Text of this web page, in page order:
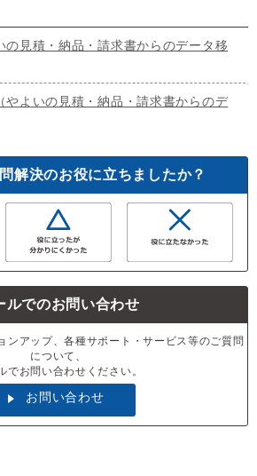
の見積・納品・請求書からのデータ移
やよいの見積・納品・請求書からのデ
解決のお役に立ちましたか？
ルでのお問い合わせ
ンアップ、各種サポート・サービス等のご質問
について、
でお問い合わせください。
お問い合わせ